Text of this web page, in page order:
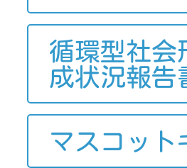
循環型社会
成状況報告
マスコット